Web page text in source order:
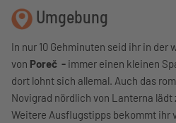
Umgebung
In nur 10 Gehminuten seid ihr in der
von Poreč - immer einen kleinen
dort lohnt sich allemal. Auch das
Novigrad nördlich von Lanterna lädt
Weitere Ausflugstipps bekommt ihr